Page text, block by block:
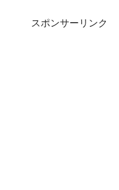
スポンサーリンク